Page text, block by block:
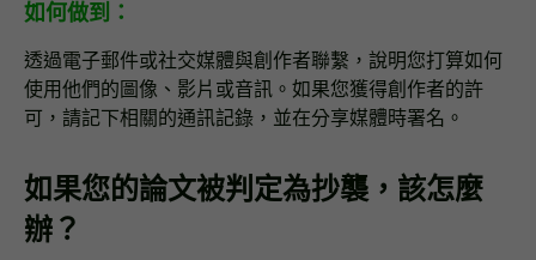
如何做到：
透過電子郵件或社交媒體與創作者聯繫，說明您打算如何
使用他們的圖像、影片或音訊。如果您獲得創作者的許
可，請記下相關的通訊記錄，並在分享媒體時署名。
如果您的論文被判定為抄襲，該怎麼
辦？